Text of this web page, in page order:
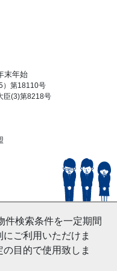
件検索条件を一定期間
ご利用いただけま
目的で使用致しま
末年始
）第18110号
臣(3)第8218号
Rights Reserved.